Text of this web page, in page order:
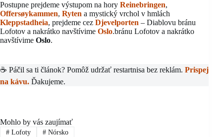
Postupne prejdeme výstupom na hory Reinebringen,
Offersøykammen, Ryten a mystický vrchol v hmlách
Kleppstadheia, prejdeme cez Djevelporten – Diablovu bránu
Lofotov a nakrátko navštívime Oslo.bránu Lofotov a nakrátko
navštívime Oslo.
☕ Páčil sa ti článok? Pomôž udržať restartnisa bez reklám. Prispej
na kávu. Ďakujeme.
Mohlo by vás zaujímať
#Lofoty #Nórsko